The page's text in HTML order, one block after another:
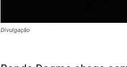
Divulgação